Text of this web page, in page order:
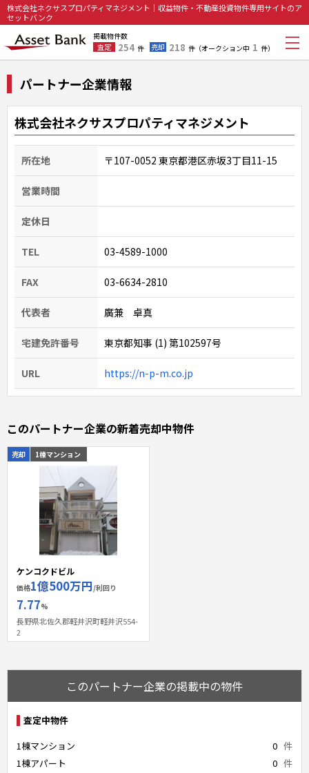
株式会社ネクサスプロパティマネジメント｜収益物件・不動産投資物件専用サイトのア
セットバンク
掲載物件数
査定
254 件 売却 218 件（オークション中 1 件）
パートナー企業情報
株式会社ネクサスプロパティマネジメント
所在地 〒107-0052 東京都港区赤坂3丁目11-15
営業時間
定休日
TEL 03-4589-1000
FAX 03-6634-2810
代表者 廣兼 卓真
宅建免許番号 東京都知事 (1) 第102597号
URL https://n-p-m.co.jp
このパートナー企業の新着売却中物件
売却 1棟マンション
ケンコクドビル
価格1億500万円 /利回り
7.77%
長野県北佐久郡軽井沢町軽井沢554-
2
このパートナー企業の掲載中の物件
査定中物件
1棟マンション
0 件
1棟アパート
0 件